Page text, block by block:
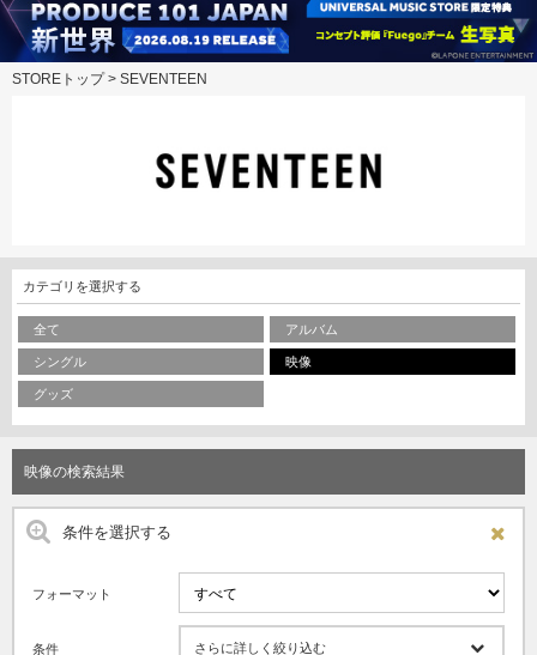
STOREトップ> SEVENTEEN
カテゴリを選択する
全て アルバム
シングル 映像
グッズ
映像の検索結果
条件を選択する
フォーマット
条件 さらに詳しく絞り込む